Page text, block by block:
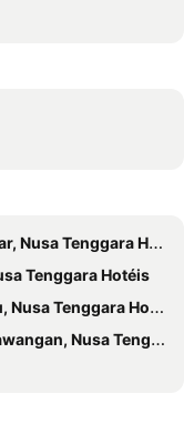
Nusa Tenggara Hotéis
Tenggara Hotéis
Tenggara Hotéis
Nusa Tenggara Hotéis